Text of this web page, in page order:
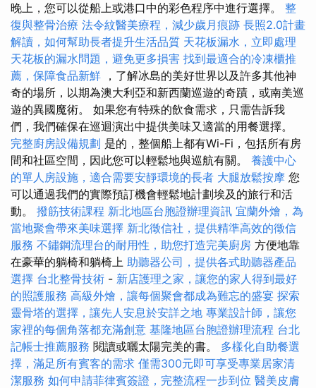
晚上，您可以從船上或港口中的彩色程序中進行選擇。 整
復與整骨治療 法令紋醫美療程，減少歲月痕跡 長照2.0計畫
解讀，如何幫助長者提升生活品質 天花板漏水，立即處理
天花板的漏水問題，避免更多損害 找到最適合的冷凍櫃推
薦，保障食品新鮮 ，了解冰島的美好世界以及許多其他神
奇的場所，以期為澳大利亞和新西蘭巡遊的奇蹟，或南美巡
遊的異國魔術。 如果您有特殊的飲食需求，只需告訴我
們，我們確保在巡迴演出中提供美味又適當的用餐選擇。
完整廚房設備規劃 是的，整個船上都有Wi-Fi，包括所有房
間和社區空間，因此您可以輕鬆地與巡航有關。 養護中心
的單人房設施，適合需要安靜環境的長者 大腿放鬆按摩 您
可以通過我們的實際預訂機會輕鬆地計劃埃及的旅行和活
動。 撥筋技術課程 新北地區台胞證辦理資訊 宜蘭外燴，為
當地聚會帶來美味選擇 新北徵信社，提供精準高效的徵信
服務 不鏽鋼流理台的耐用性，助您打造完美廚房 方便地靠
在豪華的躺椅和躺椅上 助聽器公司，提供各式助聽器產品
選擇 台北整骨技術 - 新店護理之家，讓您的家人得到最好
的照護服務 高級外燴，讓每個聚會都成為難忘的盛宴 探索
靈骨塔的選擇，讓先人安息於安詳之地 專業設計師，讓您
家裡的每個角落都充滿創意 基隆地區台胞證辦理流程 台北
記帳士推薦服務 閱讀或曬太陽完美的書。 多樣化自助餐選
擇，滿足所有賓客的需求 僅需300元即可享受專業居家清
潔服務 如何申請菲律賓簽證，完整流程一步到位 醫美皮膚